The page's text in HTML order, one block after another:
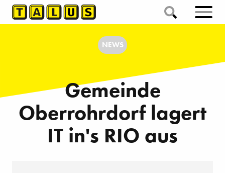
NEWS
Gemeinde
Oberrohrdorf lagert
IT in's RIO aus